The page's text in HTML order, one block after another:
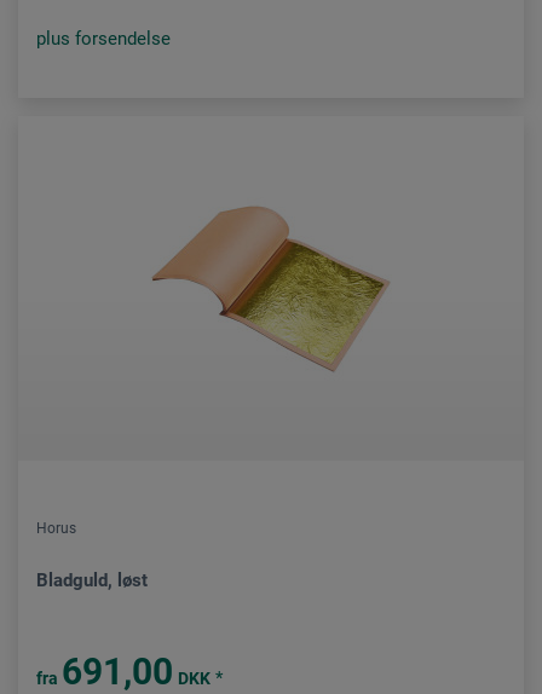
plus forsendelse
Horus
Bladguld, løst
fra 691,00 DKK *